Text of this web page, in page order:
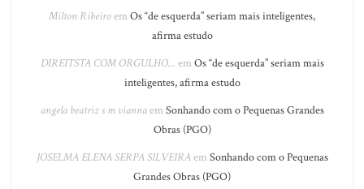
Milton Ribeiroem Os “de esquerda” seriam mais inteligentes,
afirma estudo
DIREITSTA COM ORGULHO... em Os “de esquerda” seriam mais
inteligentes, afirma estudo
angela beatriz s m viannaem Sonhando com o Pequenas Grandes
Obras (PGO)
JOSELMA ELENA SERPA SILVEIRAem Sonhando com o Pequenas
Grandes Obras (PGO)